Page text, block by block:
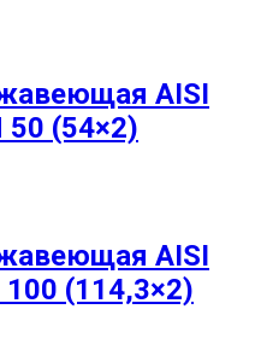
AISI
50 (54×2)
AISI
100 (114,3×2)